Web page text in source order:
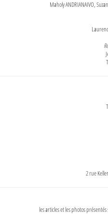
Maholy ANDRIANAIVO,
2 rue
les articles et les photos